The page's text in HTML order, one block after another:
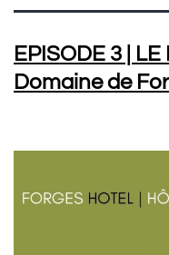
EPISODE 3 |
Domaine de